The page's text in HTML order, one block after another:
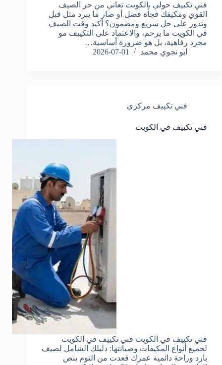
فني تكييف حولي بالكويت تعاني من حر الصيف
القوي ومكيفك فجأة فصل أو صار ما يبرد مثل قبل
وتدور على حل سريع ومضمون؟ أكيد وقت الصيف
في الكويت ما يرحم، والاعتماد على التكييف مو
مجرد رفاهية، بل هو ضرورة أساسية…
ابو نجوي محمد
2026-07-01
فني تكييف مركزي
فني تكييف في الكويت
فني تكييف في الكويت فني تكييف في الكويت
لجميع أنواع المكيفات وصيانتها: دليلك الشامل لصيف
بارد وراحة دائمية عمرك قعدت من النوم بنص